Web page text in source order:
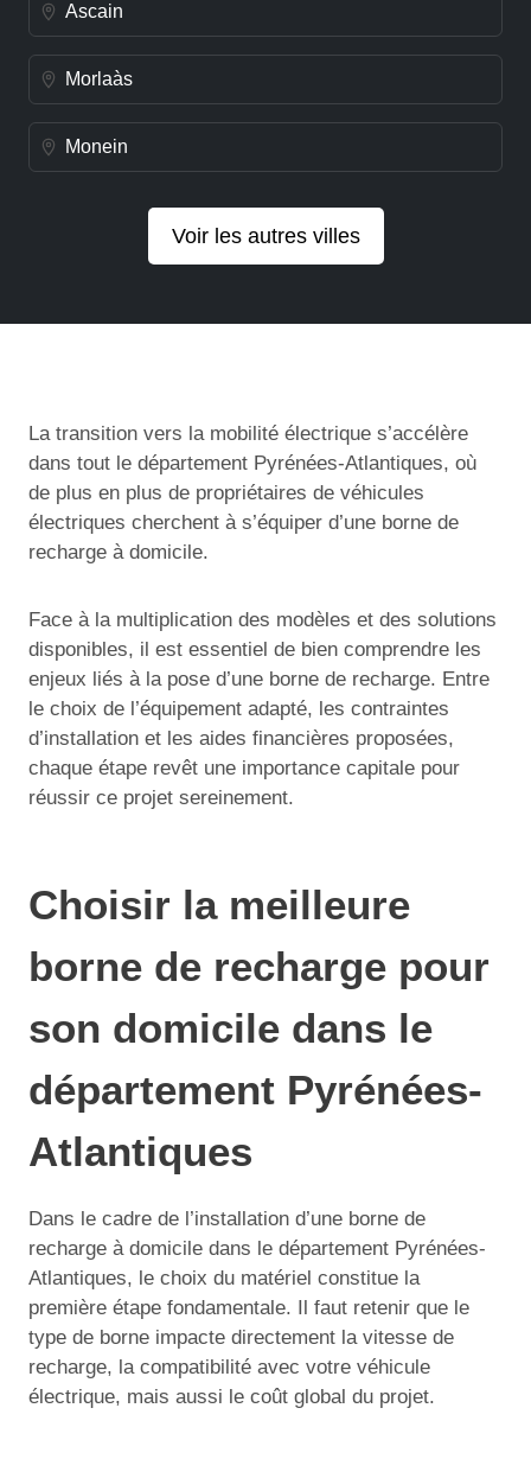
Ascain
Morlaàs
Monein
Voir les autres villes
La transition vers la mobilité électrique s’accélère
dans tout le département Pyrénées-Atlantiques, où
de plus en plus de propriétaires de véhicules
électriques cherchent à s’équiper d’une borne de
recharge à domicile.
Face à la multiplication des modèles et des solutions
disponibles, il est essentiel de bien comprendre les
enjeux liés à la pose d’une borne de recharge. Entre
le choix de l’équipement adapté, les contraintes
d’installation et les aides financières proposées,
chaque étape revêt une importance capitale pour
réussir ce projet sereinement.
Choisir la meilleure
borne de recharge pour
son domicile dans le
département Pyrénées-
Atlantiques
Dans le cadre de l’installation d’une borne de
recharge à domicile dans le département Pyrénées-
Atlantiques, le choix du matériel constitue la
première étape fondamentale. Il faut retenir que le
type de borne impacte directement la vitesse de
recharge, la compatibilité avec votre véhicule
électrique, mais aussi le coût global du projet.